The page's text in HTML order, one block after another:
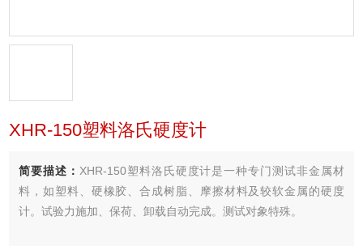
XHR-150塑料洛氏硬度计
简要描述： XHR-150塑料洛氏硬度计是一种专门测试非金属材
料，如塑料、硬橡胶、合成树脂、摩擦材料及较软金属的硬度
计。试验力施加、保荷、卸载自动完成。测试对象特殊。